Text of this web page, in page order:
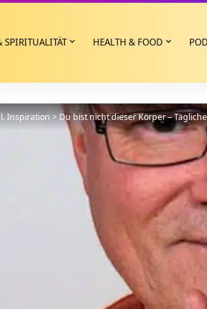
SPIRITUALITÄT HEALTH & FOOD
Inspiration>Du bist nicht dieser Körper –